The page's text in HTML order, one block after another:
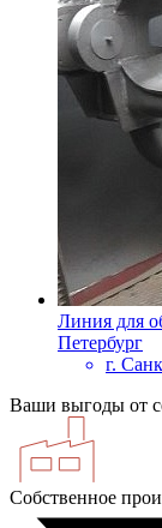
Линия для
Петербург
г.
Ваши выгоды от
Собственное